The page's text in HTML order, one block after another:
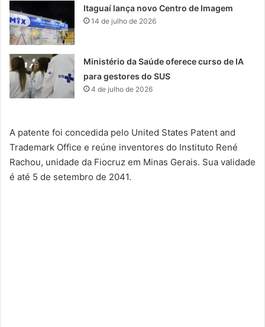
Itaguaí lança novo Centro de Imagem
14 de julho de 2026
Ministério da Saúde oferece curso de IA
para gestores do SUS
4 de julho de 2026
A patente foi concedida pelo United States Patent and
Trademark Office e reúne inventores do Instituto René
Rachou, unidade da Fiocruz em Minas Gerais. Sua validade
é até 5 de setembro de 2041.